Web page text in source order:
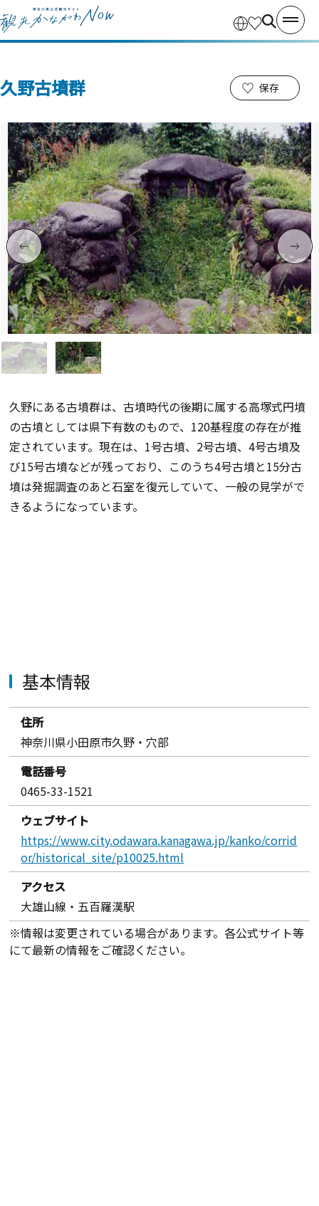
久野古墳群 保存
久野にある古墳群は、古墳時代の後期に属する高塚式円墳
の古墳としては県下有数のもので、120基程度の存在が推
定されています。現在は、1号古墳、2号古墳、4号古墳及
び15号古墳などが残っており、このうち4号古墳と15分古
墳は発掘調査のあと石室を復元していて、一般の見学がで
きるようになっています。
基本情報
住所
神奈川県小田原市久野・穴部
電話番号
0465-33-1521
ウェブサイト
https://www.city.odawara.kanagawa.jp/kanko/corrid
or/historical_site/p10025.html
アクセス
大雄山線・五百羅漢駅
※情報は変更されている場合があります。各公式サイト等
にて最新の情報をご確認ください。